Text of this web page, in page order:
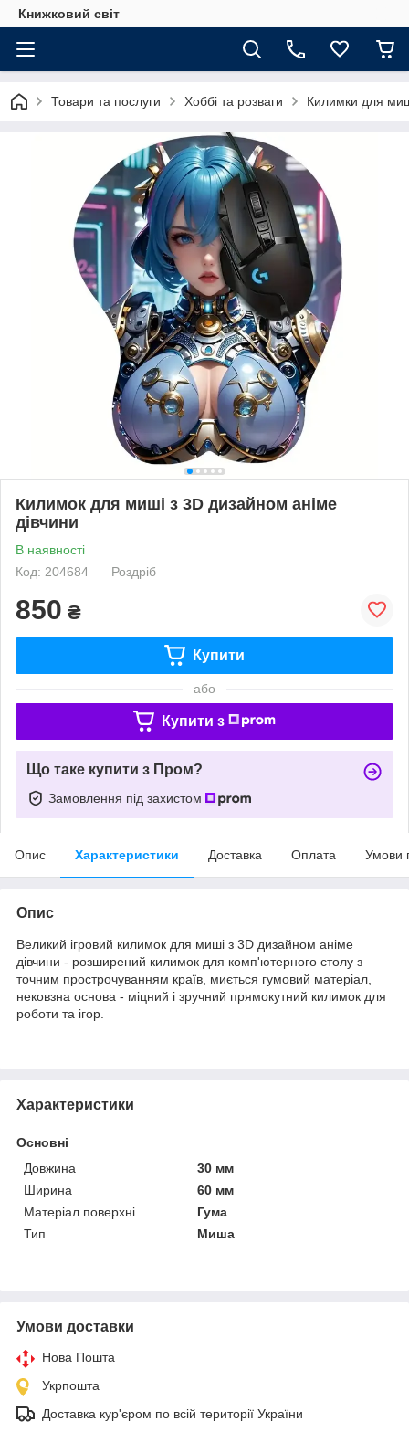
Книжковий світ
Товари та послуги Хоббі та розваги Килимки для
Килимок для миші з 3D дизайном аніме
дівчини
В наявності
Код: 204684
Роздріб
850 ₴
Купити
або
Купити з
Що таке купити з Пром?
Замовлення під захистом
Опис Характеристики Доставка Оплата Умови
Опис
Великий ігровий килимок для миші з 3D дизайном аніме
дівчини - розширений килимок для комп'ютерного столу з
точним прострочуванням країв, миється гумовий матеріал,
нековзна основа - міцний і зручний прямокутний килимок для
роботи та ігор.
Характеристики
Основні
Довжина
30 мм
Ширина
60 мм
Матеріал поверхні
Гума
Тип
Миша
Умови доставки
Нова Пошта
Укрпошта
Доставка кур'єром по всій території України